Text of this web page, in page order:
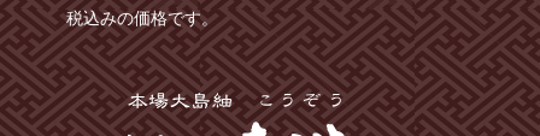
税込みの価格です。